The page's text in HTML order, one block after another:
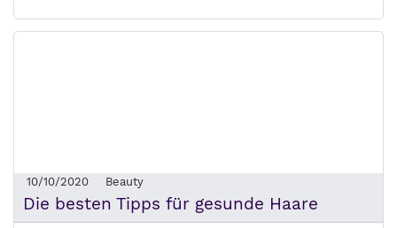
10/10/2020 Beauty
Die besten Tipps für gesunde Haare